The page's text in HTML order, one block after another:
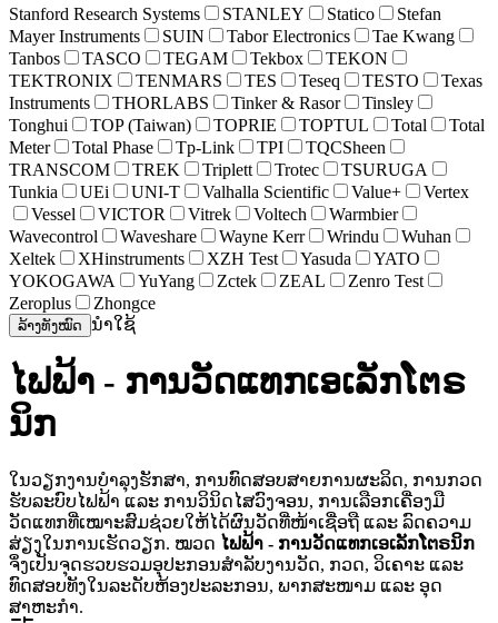
Stanford Research Systems
STANLEY Statico
Stefan
Mayer Instruments
SUIN Tabor Electronics
Tae Kwang
Tanbos
TASCO TEGAM Tekbox
TEKON
TEKTRONIX
TENMARS TES Teseq TESTO
Texas
Instruments
THORLABS Tinker & Rasor
Tinsley
Tonghui
TOP (Taiwan) TOPRIE TOPTUL Total
Total
Meter
Total Phase Tp-Link TPI
TQCSheen
TRANSCOM
TREK Triplett Trotec
TSURUGA
Tunkia
UEi UNI-T Valhalla Scientific Value+
Vertex
Vessel
VICTOR Vitrek Voltech
Warmbier
Wavecontrol
Waveshare Wayne Kerr Wrindu
Wuhan
Xeltek
XHinstruments XZH Test Yasuda
YATO
YOKOGAWA
YuYang Zctek ZEAL
Zenro Test
Zeroplus
Zhongce
ລ້າງທັງໝົດ ນຳໃຊ້
ໄຟຟ້າ - ການວັດແທກເອເລັກໂຕຣ
ນິກ
ໃນວຽກງານບໍາລຸງຮັກສາ, ການທົດສອບສາຍການຜະລິດ, ການກວດ
ຮັບລະບົບໄຟຟ້າ ແລະ ການວິນິດໄສວົງຈອນ, ການເລືອກເຄື່ອງມື
ວັດແທກທີ່ເໝາະສົມຊ່ວຍໃຫ້ໄດ້ຜົນວັດທີ່ໜ້າເຊື່ອຖື ແລະ ລົດຄວາມ
ສ່ຽງໃນການເຮັດວຽກ. ໝວດ ໄຟຟ້າ - ການວັດແທກເອເລັກໂຕຣນິກ
ຈຶ່ງເປັນຈຸດຮວບຮວມອຸປະກອນສໍາລັບງານວັດ, ກວດ, ວິເຄາະ ແລະ
ທົດສອບທັງໃນລະດັບຫ້ອງປະລະກອນ, ພາກສະໜາມ ແລະ ອຸດ
ສາຫະກໍາ.